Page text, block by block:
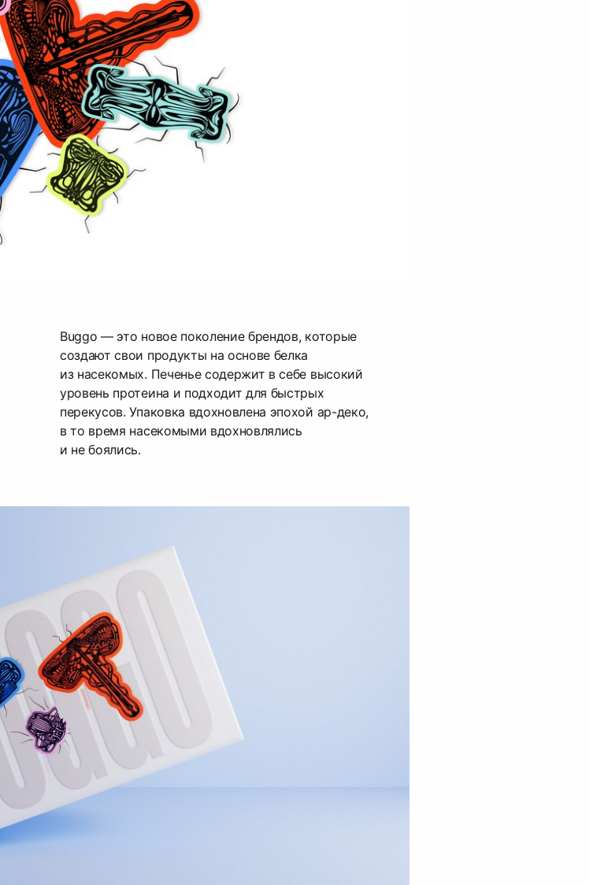
Buggo — это новое поколение брендов, которые
создают свои продукты на основе белка
из насекомых. Печенье содержит в себе высокий
уровень протеина и подходит для быстрых
перекусов. Упаковка вдохновлена эпохой ар-деко,
в то время насекомыми вдохновлялись
и не боялись.